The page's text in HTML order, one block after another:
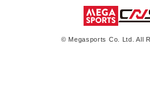
© Megasports Co. Ltd. All